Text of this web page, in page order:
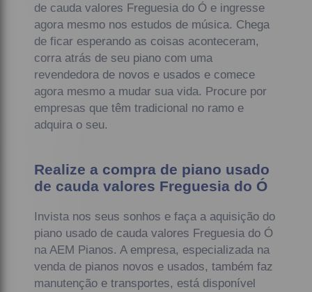
de cauda valores Freguesia do Ó e ingresse
agora mesmo nos estudos de música. Chega
de ficar esperando as coisas aconteceram,
corra atrás de seu piano com uma
revendedora de novos e usados e comece
agora mesmo a mudar sua vida. Procure por
empresas que têm tradicional no ramo e
adquira o seu.
Realize a compra de piano usado
de cauda valores Freguesia do Ó
Invista nos seus sonhos e faça a aquisição do
piano usado de cauda valores Freguesia do Ó
na AEM Pianos. A empresa, especializada na
venda de pianos novos e usados, também faz
manutenção e transportes, está disponível